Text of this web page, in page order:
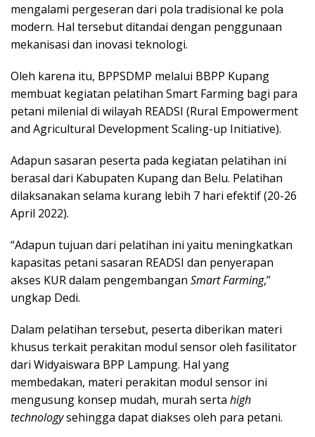
mengalami pergeseran dari pola tradisional ke pola
modern. Hal tersebut ditandai dengan penggunaan
mekanisasi dan inovasi teknologi.
Oleh karena itu, BPPSDMP melalui BBPP Kupang
membuat kegiatan pelatihan Smart Farming bagi para
petani milenial di wilayah READSI (Rural Empowerment
and Agricultural Development Scaling-up Initiative).
Adapun sasaran peserta pada kegiatan pelatihan ini
berasal dari Kabupaten Kupang dan Belu. Pelatihan
dilaksanakan selama kurang lebih 7 hari efektif (20-26
April 2022).
“Adapun tujuan dari pelatihan ini yaitu meningkatkan
kapasitas petani sasaran READSI dan penyerapan
akses KUR dalam pengembangan Smart Farming,”
ungkap Dedi.
Dalam pelatihan tersebut, peserta diberikan materi
khusus terkait perakitan modul sensor oleh fasilitator
dari Widyaiswara BPP Lampung. Hal yang
membedakan, materi perakitan modul sensor ini
mengusung konsep mudah, murah serta high
technologysehingga dapat diakses oleh para petani.